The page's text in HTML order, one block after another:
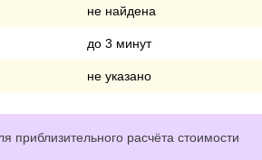
не найдена
до 3 минут
не указано
расчёта стоимости